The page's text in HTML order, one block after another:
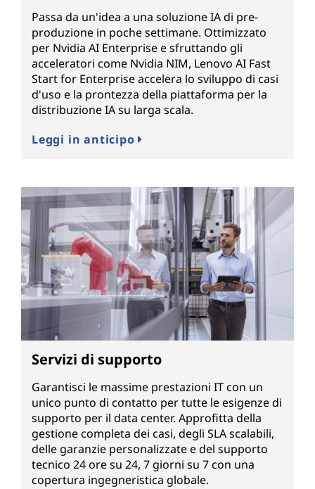
Passa da un'idea a una soluzione IA di pre-
produzione in poche settimane. Ottimizzato
per Nvidia AI Enterprise e sfruttando gli
acceleratori come Nvidia NIM, Lenovo AI Fast
Start for Enterprise accelera lo sviluppo di casi
d'uso e la prontezza della piattaforma per la
distribuzione IA su larga scala.
Leggi in anticipo
Servizi di supporto
Garantisci le massime prestazioni IT con un
unico punto di contatto per tutte le esigenze di
supporto per il data center. Approfitta della
gestione completa dei casi, degli SLA scalabili,
delle garanzie personalizzate e del supporto
tecnico 24 ore su 24, 7 giorni su 7 con una
copertura ingegneristica globale.